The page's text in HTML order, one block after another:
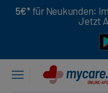
5€* für Neukunden:
Jetzt